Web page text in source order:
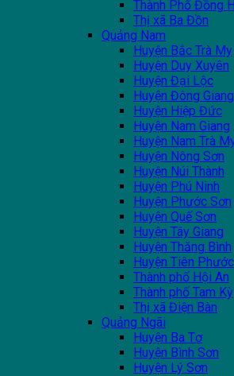
Thành Phố Đồng
Thị xã Ba Đồn
Quảng Nam
Huyện Bắc Trà My
Huyện Duy Xuyên
Huyện Đại Lộc
Huyện Đông Giang
Huyện Hiệp Đức
Huyện Nam Giang
Huyện Nam Trà
Huyện Nông Sơn
Huyện Núi Thành
Huyện Phú Ninh
Huyện Phước Sơn
Huyện Quế Sơn
Huyện Tây Giang
Huyện Thăng Bình
Huyện Tiên Phước
Thành phố Hội An
Thành phố Tam Kỳ
Thị xã Điện Bàn
Quảng Ngãi
Huyện Ba Tơ
Huyện Bình Sơn
Huyện Lý Sơn